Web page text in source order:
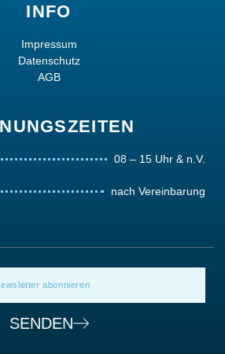
INFO
Impressum
Datenschutz
AGB
08 – 15 Uhr & n.V.
nach Vereinbarung
SENDEN